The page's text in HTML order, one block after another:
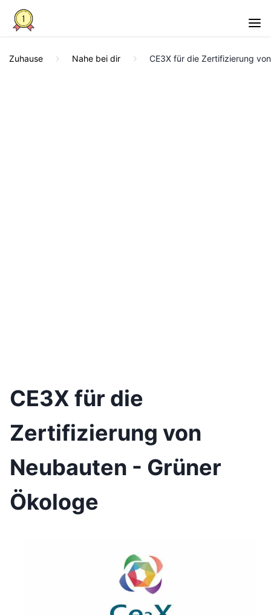
Zuhause Nahe bei dir CE3X für die Zertifizierung
CE3X für die
Zertifizierung von
Neubauten - Grüner
Ökologe